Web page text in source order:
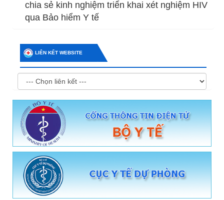
chia sẻ kinh nghiệm triển khai xét nghiệm HIV
qua Bảo hiểm Y tế
LIÊN KẾT WEBSITE